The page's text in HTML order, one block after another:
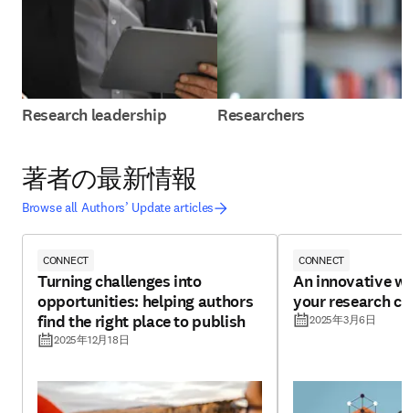
Research leadership Researchers
著者の最新情報
Browse all Authors’ Update articles
CONNECT
Turning challenges into
opportunities: helping authors
find the right place to publish
2025年12月18日
CONNECT
An innovative
your research
2025年3月6日